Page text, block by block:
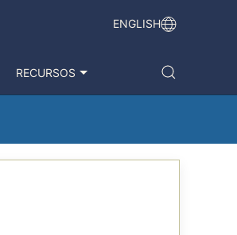
ENGLISH
RECURSOS